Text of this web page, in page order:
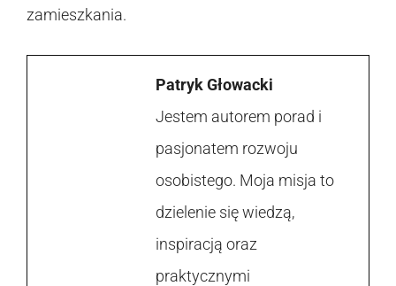
zamieszkania.
Patryk Głowacki
Jestem autorem porad i
pasjonatem rozwoju
osobistego. Moja misja to
dzielenie się wiedzą,
inspiracją oraz
praktycznymi